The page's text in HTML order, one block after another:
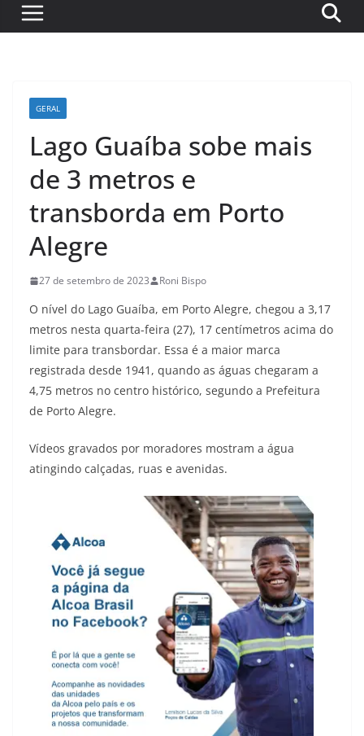
GERAL
Lago Guaíba sobe mais
de 3 metros e
transborda em Porto
Alegre
27 de setembro de 2023 Roni Bispo
O nível do Lago Guaíba, em Porto Alegre, chegou a 3,17
metros nesta quarta-feira (27), 17 centímetros acima do
limite para transbordar. Essa é a maior marca
registrada desde 1941, quando as águas chegaram a
4,75 metros no centro histórico, segundo a Prefeitura
de Porto Alegre.
Vídeos gravados por moradores mostram a água
atingindo calçadas, ruas e avenidas.